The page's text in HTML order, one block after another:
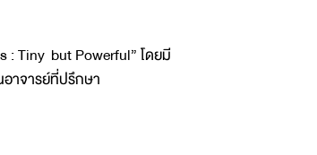
: Tiny but Powerful” โดยมี
าจารย์ที่ปรึกษา